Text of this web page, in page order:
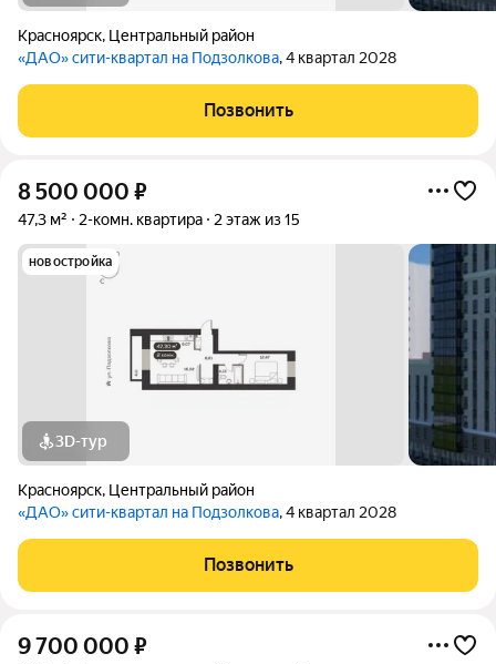
Красноярск, Центральный район
«ДАО» сити-квартал на Подзолкова, 4 квартал 2028
Позвонить
8 500 000 ₽
47,3 м² 2-комн. квартира 2 этаж из 15
новостройка
3D-тур
Красноярск, Центральный район
«ДАО» сити-квартал на Подзолкова, 4 квартал 2028
Позвонить
9 700 000 ₽